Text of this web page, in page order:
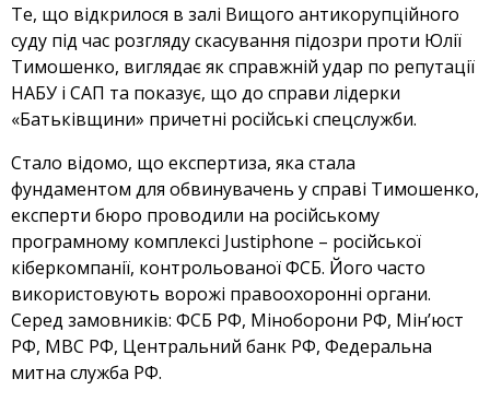
Те, що відкрилося в залі Вищого антикорупційного
суду під час розгляду скасування підозри проти Юлії
Тимошенко, виглядає як справжній удар по репутації
НАБУ і САП та показує, що до справи лідерки
«Батьківщини» причетні російські спецслужби.
Стало відомо, що експертиза, яка стала
фундаментом для обвинувачень у справі Тимошенко,
експерти бюро проводили на російському
програмному комплексі Justiphone – російської
кіберкомпанії, контрольованої ФСБ. Його часто
використовують ворожі правоохоронні органи.
Серед замовників: ФСБ РФ, Міноборони РФ, Мін’юст
РФ, МВС РФ, Центральний банк РФ, Федеральна
митна служба РФ.